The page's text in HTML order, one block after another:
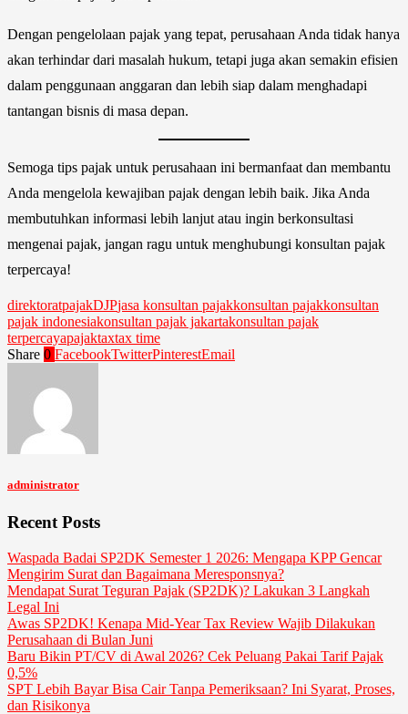
Dengan pengelolaan pajak yang tepat, perusahaan Anda tidak hanya
akan terhindar dari masalah hukum, tetapi juga akan semakin efisien
dalam penggunaan anggaran dan lebih siap dalam menghadapi
tantangan bisnis di masa depan.
Semoga tips pajak untuk perusahaan ini bermanfaat dan membantu
Anda mengelola kewajiban pajak dengan lebih baik. Jika Anda
membutuhkan informasi lebih lanjut atau ingin berkonsultasi
mengenai pajak, jangan ragu untuk menghubungi konsultan pajak
terpercaya!
direktoratpajakDJPjasa konsultan pajakkonsultan pajakkonsultan
pajak indonesiakonsultan pajak jakartakonsultan pajak
terpercayapajaktaxtax time
Share 0 FacebookTwitterPinterestEmail
administrator
Recent Posts
Waspada Badai SP2DK Semester 1 2026: Mengapa KPP Gencar
Mengirim Surat dan Bagaimana Meresponsnya?
Mendapat Surat Teguran Pajak (SP2DK)? Lakukan 3 Langkah
Legal Ini
Awas SP2DK! Kenapa Mid-Year Tax Review Wajib Dilakukan
Perusahaan di Bulan Juni
Baru Bikin PT/CV di Awal 2026? Cek Peluang Pakai Tarif Pajak
0,5%
SPT Lebih Bayar Bisa Cair Tanpa Pemeriksaan? Ini Syarat, Proses,
dan Risikonya